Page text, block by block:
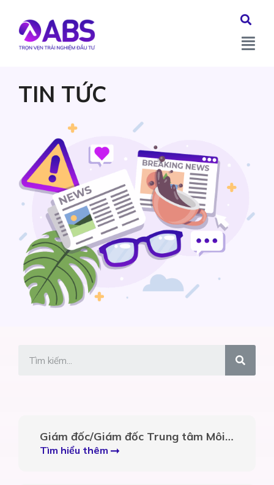
TIN TỨC
Giám đốc/Giám đốc Trung tâm Môi
giới
Tìm hiểu thêm